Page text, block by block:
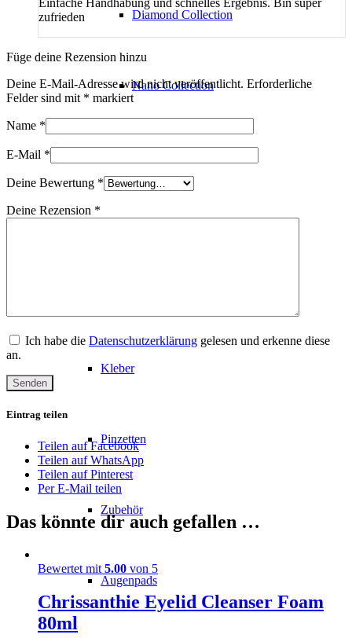
Diamond Collection
Nano Collection
Kleber
Pinzetten
Zubehör
Augenpads
Einfache Handhabung und schnelles Ergebnis. Bin super
zufrieden
Füge deine Rezension hinzu
Deine E-Mail-Adresse wird nicht veröffentlicht. Erforderliche
Felder sind mit * markiert
Name *
E-Mail *
Deine Bewertung *
Deine Rezension *
Ich habe die Datenschutzerklärung gelesen und erkenne diese
an.
Eintrag teilen
Teilen auf Facebook
Teilen auf WhatsApp
Teilen auf Pinterest
Per E-Mail teilen
Das könnte dir auch gefallen …
Bewertet mit5.00 von 5
Chrissanthie Eyelid Cleanser Foam
80ml